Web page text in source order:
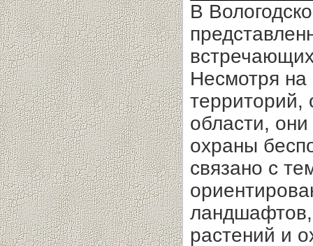
В
Несмотря на
области,
охраны
связано с
ландшафтов,
растений и